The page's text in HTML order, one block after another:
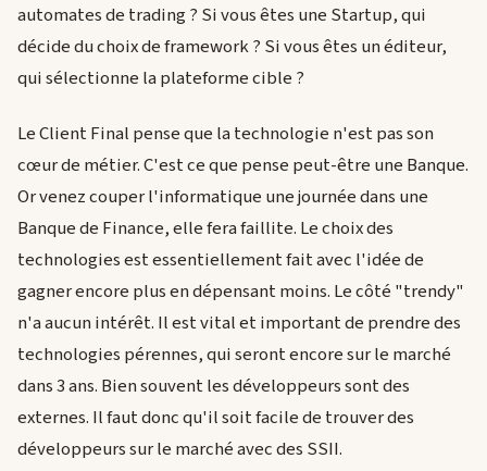
automates de trading ? Si vous êtes une Startup, qui
décide du choix de framework ? Si vous êtes un éditeur,
qui sélectionne la plateforme cible ?
Le Client Final pense que la technologie n'est pas son
cœur de métier. C'est ce que pense peut-être une Banque.
Or venez couper l'informatique une journée dans une
Banque de Finance, elle fera faillite. Le choix des
technologies est essentiellement fait avec l'idée de
gagner encore plus en dépensant moins. Le côté "trendy"
n'a aucun intérêt. Il est vital et important de prendre des
technologies pérennes, qui seront encore sur le marché
dans 3 ans. Bien souvent les développeurs sont des
externes. Il faut donc qu'il soit facile de trouver des
développeurs sur le marché avec des SSII.